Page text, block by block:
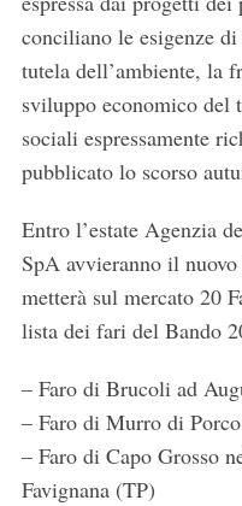
conciliano le esigenze
tutela dell’ambiente, la
sviluppo economico del
sociali espressamente
pubblicato lo scorso
Entro l’estate Agenzia
SpA avvieranno il
metterà sul mercato 20
lista dei fari del Bando
– Faro di Brucoli ad
– Faro di Murro di
– Faro di Capo Grosso
Favignana (TP)